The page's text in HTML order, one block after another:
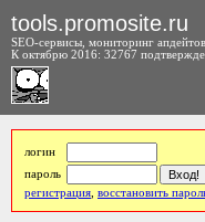
tools.promosite.ru
SEO-сервисы, мониторинг
К октябрю 2016: 32767
логин
пароль
регистрация восстановить